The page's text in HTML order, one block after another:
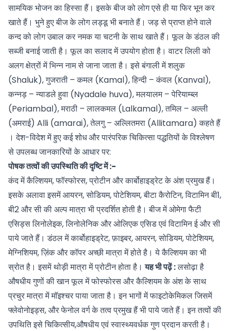
सामयिक भोजन का हिस्सा हैं। इसके बीज को लोग एसे ही या फिर भून कर
खाते हैं। भुने हुए बीज के लोग लड्डू भी बनाते हैं। जड़ से प्राप्त होने वाले
कन्द को लोग उबाल कर नमक या चटनी के साथ खाते हैं। फूल के डंठल की
सब्जी बनाई जाती है। फूल का सलाद में उपयोग होता है। वाटर लिली को
अलग क्षेत्रों में भिन्न नाम से जाना जाता है। इसे बंगाली में शलुक
(Shaluk), गुजराती – कमल (Kamal), हिन्दी – कंवल (Kanval),
कन्नड़ – न्याडले हुवा (Nyadale huva), मलयालम – पेरियाम्ब्ल
(Periambal), मराठी – लालकमल (Lalkamal), तमिल – अल्ली
(अमराई) Alli (amarai), तेलगु – अल्लितमरा (Allitamara) कहते हैं
। देश-विदेश में हुए कई शोध और पारंपरिक चिकित्सा पद्धतियों के विश्लेषण
से उपलब्ध जानकारियों के आधार पर:
पोषक तत्वों की उपस्थिति की दृष्टि में :-
कंद में कैल्शियम, फॉस्फोरस, प्रोटीन और कार्बोहाइड्रेट के अंश प्रमुख हैं।
इसके अलावा इसमें आयरन, सोडियम, पोटेशियम, बीटा कैरोटिन, विटामिन बी1,
बी2 और सी की अल्प मात्रा भी प्रदर्शित होती है। बीज में ओमेगा फैटी
एसिड्स लिनोलेइक, लिनोलेनिक और ओलिएक एसिड एवं विटामिन ई और सी
पाये जाते हैं। डंठल में कार्बोहाइड्रेट, फ़ाइबर, आयरन, सोडियम, पोटेशियम,
मेग्निशियम, ज़िंक और कॉपर अच्छी मात्रा में होते है। ये कैल्शियम का भी
स्रोत है। इसमें थोड़ी मात्रा में प्रोटीन होता है।यह भी पढ़ें :लसोढ़ा है
औषधीय गुणों की खानफूल में फोस्फोरस और कैल्शियम के अंश के साथ
प्रचुर मात्रा में मॉइश्चर पाया जाता है। इन भागों में फाइटोकेमिकल जिसमें
फ्लेवोनोइड्स, और फेनोल वर्ग के तत्व प्रमुख हैं भी पाये जाते हैं। इन तत्वों की
उपथिति इसे चिकित्सीय,औषधीय एवं स्वास्थ्यवर्धक गुण प्रदान करती है।